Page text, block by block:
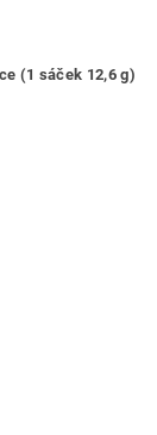
(1 sáček 12,6 g)